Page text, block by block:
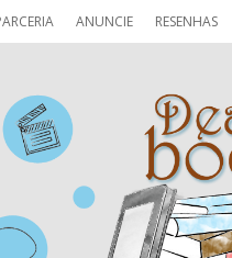
ANUNCIE RESENHAS